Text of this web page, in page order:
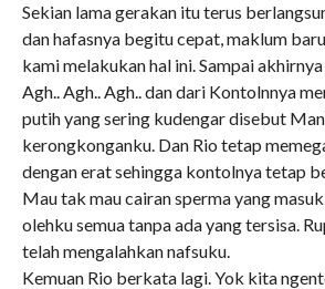
Sekian lama gerakan itu terus
dan hafasnya begitu cepat, maklum
kami melakukan hal ini. Sampai
Agh.. Agh.. Agh.. dan dari Kontolnnya
putih yang sering kudengar disebut
kerongkonganku. Dan Rio tetap
dengan erat sehingga kontolnya tetap
Mau tak mau cairan sperma yang
olehku semua tanpa ada yang tersisa.
telah mengalahkan nafsuku.
Kemuan Rio berkata lagi. Yok kita